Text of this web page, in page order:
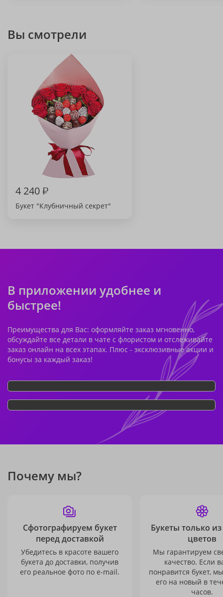
Вы смотрели
4 240₽
Букет "Клубничный секрет"
В приложении удобнее и
быстрее!
Преимущества для Вас: оформляйте заказ мгновенно,
обсуждайте все детали в чате с флористом и отслеживайте
заказ онлайн на всех этапах. Плюс - эксклюзивные акции и
бонусы за каждый заказ!
Почему мы?
Сфотографируем букет
перед доставкой
Убедитесь в красоте вашего
букета до доставки, получив
его реальное фото по e-mail.
Букеты только
цветов
Мы гарантируем
качество. Если
понравится букет,
его на новый в
часов.